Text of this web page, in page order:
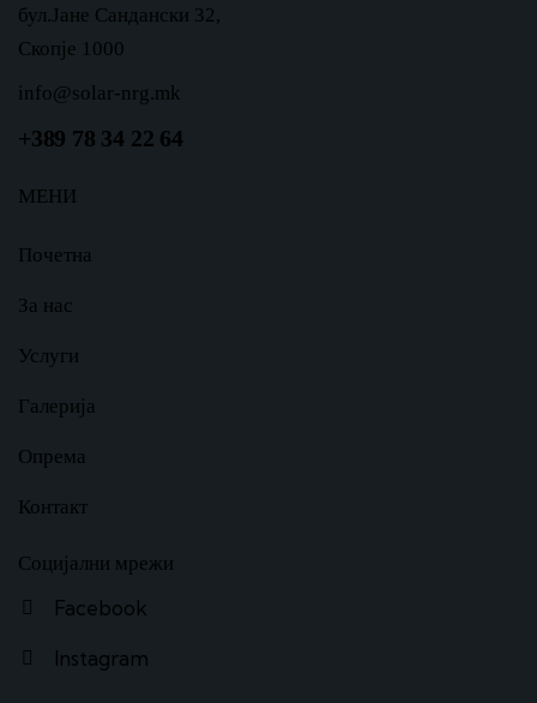
бул.Јане Сандански 32,
Скопје 1000
info@solar-nrg.mk
+389 78 34 22 64
МЕНИ
Почетна
За нас
Услуги
Галерија
Опрема
Контакт
Социјални мрежи
Facebook
Instagram